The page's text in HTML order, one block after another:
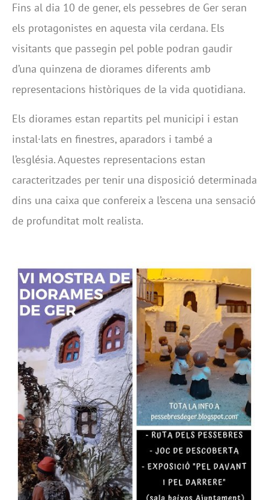
Fins al dia 10 de gener, els pessebres de Ger seran
els protagonistes en aquesta vila cerdana. Els
visitants que passegin pel poble podran gaudir
d’una quinzena de diorames diferents amb
representacions històriques de la vida quotidiana.
Els diorames estan repartits pel municipi i estan
instal·lats en finestres, aparadors i també a
l’església. Aquestes representacions estan
caracteritzades per tenir una disposició determinada
dins una caixa que confereix a l’escena una sensació
de profunditat molt realista.